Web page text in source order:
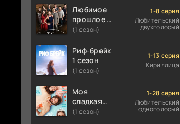
Любимое
прошлое 1
сезон
(1 сезон)
1-8 серия
Любительский
двухголосый
Риф-брейк
1 сезон
(1 сезон)
1-13 серия
Кириллица
Моя
сладкая
ложь 1
(1 сезон)
1-28 серия
Любительский
одноголосый